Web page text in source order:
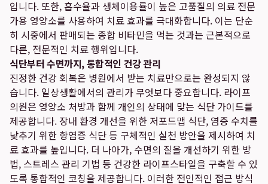
입니다. 또한, 흡수율과 생체이용률이 높은 고품질의 의료 전문
가용 영양소를 사용하여 치료 효과를 극대화합니다. 이는 단순
히 시중에서 판매되는 종합 비타민을 먹는 것과는 근본적으로
다른, 전문적인 치료 행위입니다.
식단부터 수면까지, 통합적인 건강 관리
진정한 건강 회복은 병원에서 받는 치료만으로는 완성되지 않
습니다. 일상생활에서의 관리가 무엇보다 중요합니다. 라이프
의원은 영양소 처방과 함께 개인의 상태에 맞는 식단 가이드를
제공합니다. 장내 환경 개선을 위한 저포드맵 식단, 염증 수치를
낮추기 위한 항염증 식단 등 구체적인 실천 방안을 제시하여 치
료 효과를 높입니다. 더 나아가, 수면의 질을 개선하기 위한 방
법, 스트레스 관리 기법 등 건강한 라이프스타일을 구축할 수 있
도록 통합적인 코칭을 제공합니다. 이러한 전인적인 접근 방식